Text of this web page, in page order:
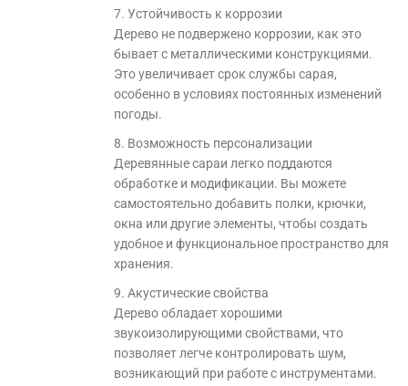
7. Устойчивость к коррозии
Дерево не подвержено коррозии, как это
бывает с металлическими конструкциями.
Это увеличивает срок службы сарая,
особенно в условиях постоянных изменений
погоды.
8. Возможность персонализации
Деревянные сараи легко поддаются
обработке и модификации. Вы можете
самостоятельно добавить полки, крючки,
окна или другие элементы, чтобы создать
удобное и функциональное пространство для
хранения.
9. Акустические свойства
Дерево обладает хорошими
звукоизолирующими свойствами, что
позволяет легче контролировать шум,
возникающий при работе с инструментами.